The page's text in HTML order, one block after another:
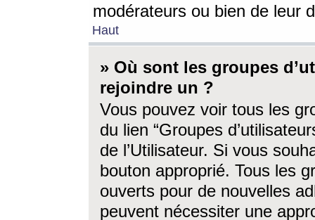
modérateurs ou bien de leur
Haut
» Où sont les groupes
rejoindre un ?
Vous pouvez voir tous les
du lien “Groupes
de l’Utilisateur. Si vous
bouton approprié. Tous les
ouverts pour de nouvelles
peuvent nécessiter une